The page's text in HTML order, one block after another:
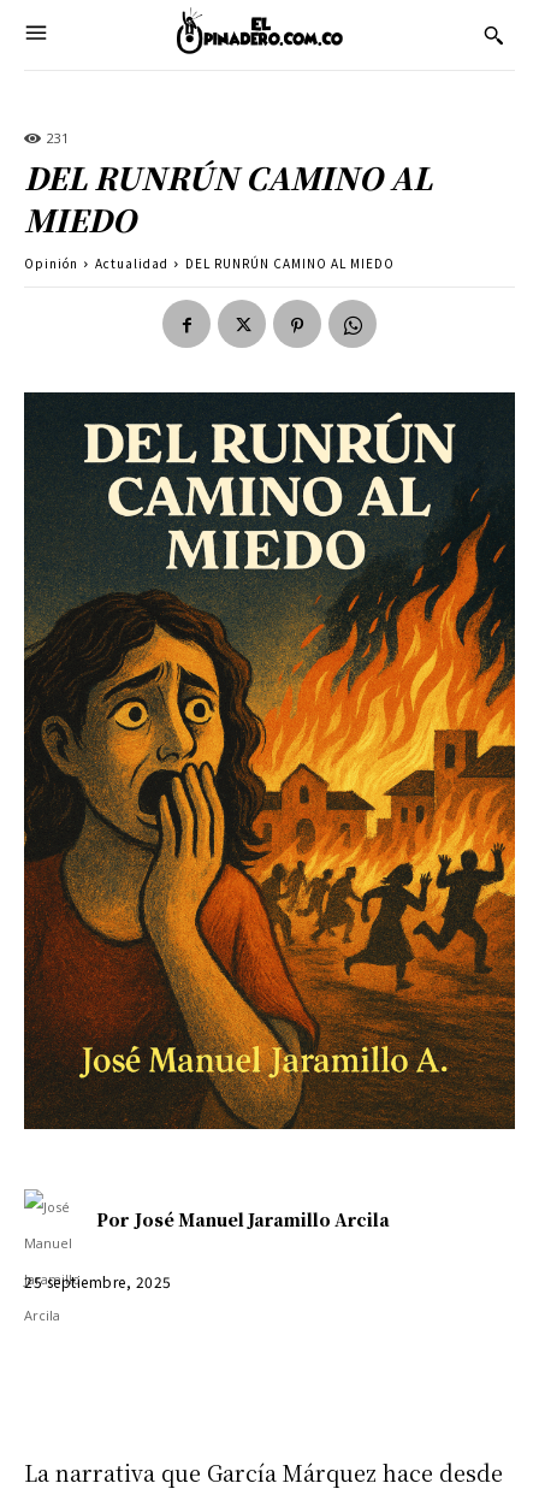
231
DEL RUNRÚN CAMINO AL
MIEDO
Opinión Actualidad DEL RUNRÚN CAMINO AL MIEDO
Por José Manuel Jaramillo Arcila
25 septiembre, 2025
La narrativa que García Márquez hace desde